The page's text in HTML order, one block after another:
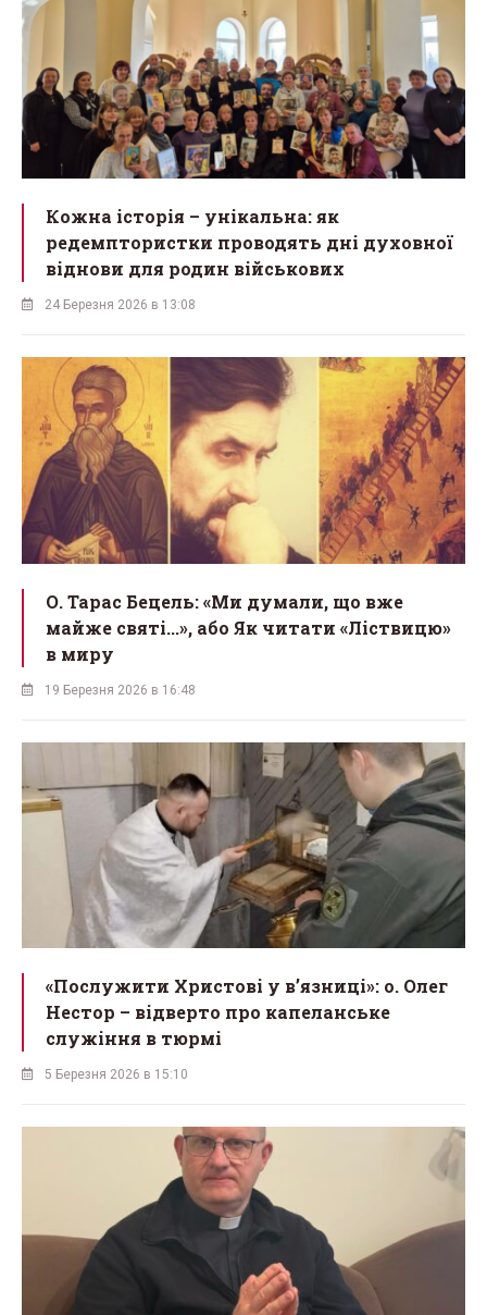
Кожна історія – унікальна: як
редемптористки проводять дні духовної
віднови для родин військових
24 Березня 2026 в 13:08
О. Тарас Бецель: «Ми думали, що вже
майже святі...», або Як читати «Ліствицю»
в миру
19 Березня 2026 в 16:48
«Послужити Христові у вʼязниці»: о. Олег
Нестор – відверто про капеланське
служіння в тюрмі
5 Березня 2026 в 15:10